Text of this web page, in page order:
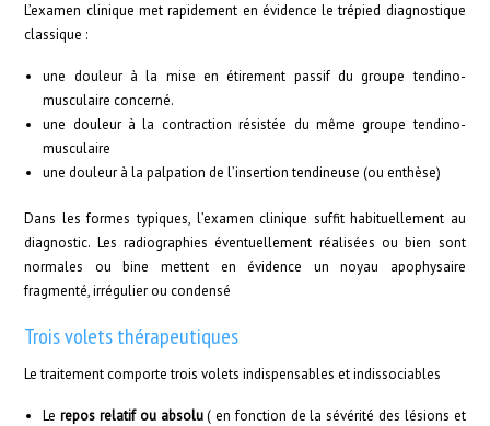
L’examen clinique met rapidement en évidence le trépied diagnostique
classique :
une douleur à la mise en étirement passif du groupe tendino-
musculaire concerné.
une douleur à la contraction résistée du même groupe tendino-
musculaire
une douleur à la palpation de l’insertion tendineuse (ou enthèse)
Dans les formes typiques, l’examen clinique suffit habituellement au
diagnostic. Les radiographies éventuellement réalisées ou bien sont
normales ou bine mettent en évidence un noyau apophysaire
fragmenté, irrégulier ou condensé
Trois volets thérapeutiques
Le traitement comporte trois volets indispensables et indissociables
Lerepos relatif ou absolu( en fonction de la sévérité des lésions et